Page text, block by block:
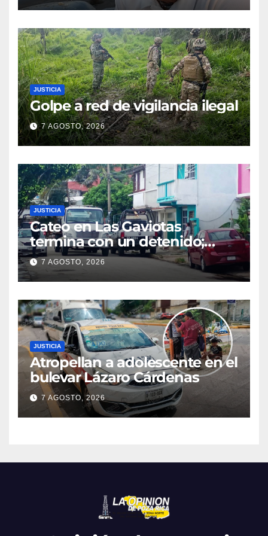
JUSTICIA
Golpe a red de vigilancia ilegal
7 AGOSTO, 2026
JUSTICIA
Cateo en Las Gaviotas
termina con un detenido;
aseguran armas, presunta
droga y un automóvil
7 AGOSTO, 2026
JUSTICIA
Atropellan a adolescente en el
bulevar Lázaro Cárdenas
7 AGOSTO, 2026